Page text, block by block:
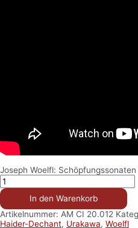
Joseph Woelfl:
In den Warenkorb
Artikelnummer: AM CI 20.012
Haider-Dechant, Urakawa, Woelfl